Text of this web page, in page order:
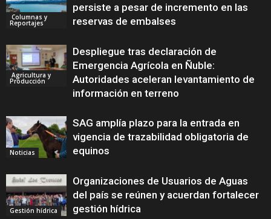
Columnas y
Reportajes
persiste a pesar de incremento en las
reservas de embalses
Agricultura y
Producción
Despliegue tras declaración de
Emergencia Agrícola en Ñuble:
Autoridades aceleran levantamiento de
información en terreno
Noticias
SAG amplía plazo para la entrada en
vigencia de trazabilidad obligatoria de
equinos
Gestión hídrica
Organizaciones de Usuarios de Aguas
del país se reúnen y acuerdan fortalecer
gestión hídrica